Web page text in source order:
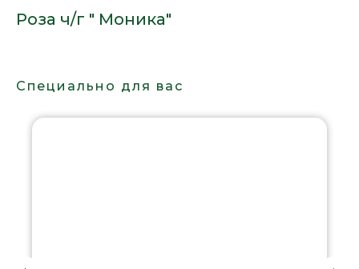
Роза ч/г " Моника"
Специально для вас